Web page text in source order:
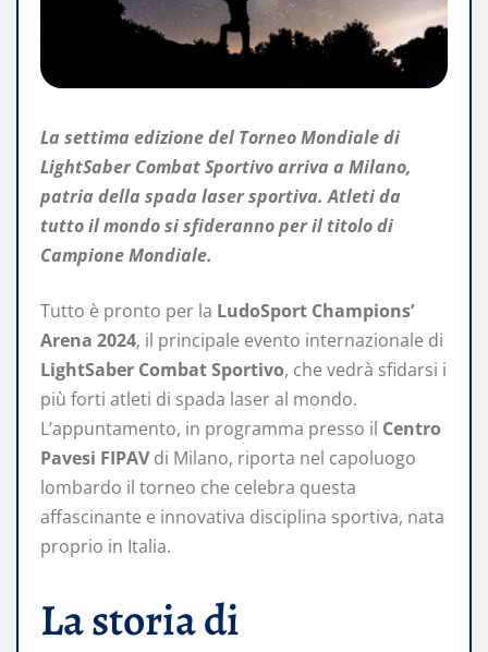
La settima edizione del Torneo Mondiale di
LightSaber Combat Sportivo arriva a Milano,
patria della spada laser sportiva. Atleti da
tutto il mondo si sfideranno per il titolo di
Campione Mondiale.
Tutto è pronto per la LudoSport Champions’
Arena 2024, il principale evento internazionale di
LightSaber Combat Sportivo, che vedrà sfidarsi i
più forti atleti di spada laser al mondo.
L’appuntamento, in programma presso il Centro
Pavesi FIPAVdi Milano, riporta nel capoluogo
lombardo il torneo che celebra questa
affascinante e innovativa disciplina sportiva, nata
proprio in Italia.
La storia di